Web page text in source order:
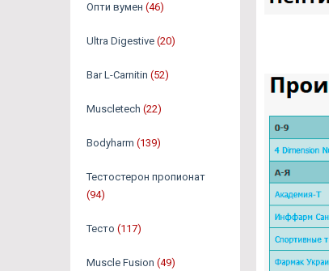
Опти вумен (46)
Ultra Digestive (20)
Bar L-Carnitin (52)
Muscletech (22)
Bodyharm (139)
Тестостерон пропионат
(94)
Тесто (117)
Muscle Fusion (49)